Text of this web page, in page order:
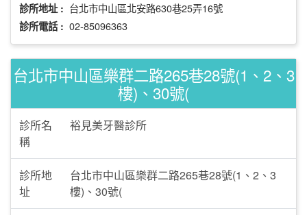
診所地址 : 台北市中山區北安路630巷25弄16號
診所電話 : 02-85096363
台北市中山區樂群二路265巷28號(1、2、3
樓)、30號(
診所名
稱
裕見美牙醫診所
診所地
址
台北市中山區樂群二路265巷28號(1、2、3
樓)、30號(